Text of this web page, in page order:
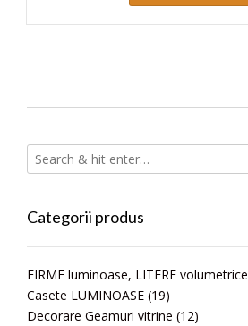
Categorii produs
FIRME luminoase, LITERE volumetrice
Casete LUMINOASE (19)
Decorare Geamuri vitrine (12)